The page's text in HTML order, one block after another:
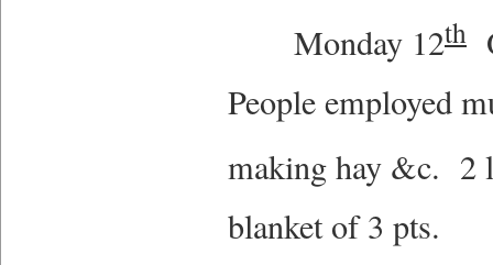
Monday 12th
People employed
making hay &c. 2
blanket of 3 pts.